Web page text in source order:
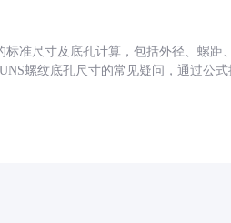
标准尺寸及底孔计算，包括外径、螺
螺纹底孔尺寸的常见疑问，通过公